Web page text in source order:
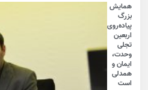
همایش
بزرگ
پیاده‌روی
اربعین
تجلی
وحدت،
ایمان و
همدلی
است